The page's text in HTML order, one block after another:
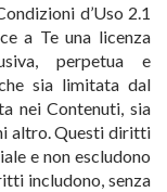
d’Uso 2.1
a Te una licenza
perpetua e
sia limitata dal
nei Contenuti, sia
altro. Questi diritti
e non escludono
includono, senza